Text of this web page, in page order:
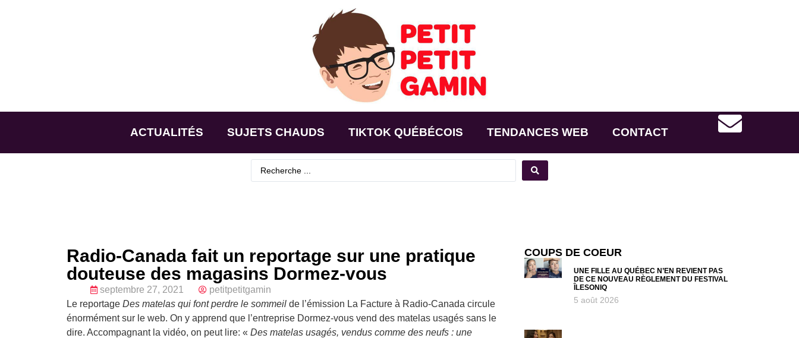
ACTUALITÉS SUJETS CHAUDS TIKTOK QUÉBÉCOIS TENDANCES WEB CONTACT
Radio-Canada fait un reportage sur une pratique
douteuse des magasins Dormez-vous
septembre 27, 2021
petitpetitgamin
Le reportage Des matelas qui font perdre le sommeil de l’émission La Facture à Radio-Canada circule
énormément sur le web. On y apprend que l’entreprise Dormez-vous vend des matelas usagés sans le
dire. Accompagnant la vidéo, on peut lire: « Des matelas usagés, vendus comme des neufs : une
COUPS DE COEUR
UNE FILLE AU QUÉBEC N’EN REVIENT PAS
DE CE NOUVEAU RÈGLEMENT DU FESTIVAL
ÎLESONIQ
5 août 2026